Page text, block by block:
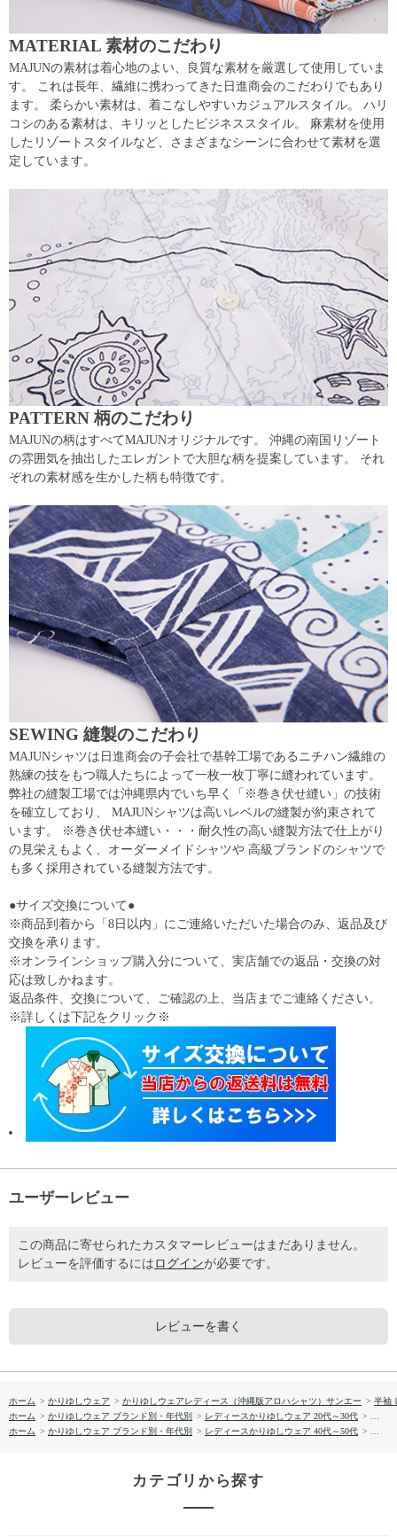
MATERIAL 素材のこだわり
MAJUNの素材は着心地のよい、良質な素材を厳選して使用していま
す。 これは長年、繊維に携わってきた日進商会のこだわりでもあり
ます。 柔らかい素材は、着こなしやすいカジュアルスタイル。 ハリ
コシのある素材は、キリッとしたビジネススタイル。 麻素材を使用
したリゾートスタイルなど、さまざまなシーンに合わせて素材を選
定しています。
PATTERN 柄のこだわり
MAJUNの柄はすべてMAJUNオリジナルです。 沖縄の南国リゾート
の雰囲気を抽出したエレガントで大胆な柄を提案しています。 それ
ぞれの素材感を生かした柄も特徴です。
SEWING 縫製のこだわり
MAJUNシャツは日進商会の子会社で基幹工場であるニチハン繊維の
熟練の技をもつ職人たちによって一枚一枚丁寧に縫われています。
弊社の縫製工場では沖縄県内でいち早く「※巻き伏せ縫い」の技術
を確立しており、 MAJUNシャツは高いレベルの縫製が約束されて
います。 ※巻き伏せ本縫い・・・耐久性の高い縫製方法で仕上がり
の見栄えもよく、オーダーメイドシャツや 高級ブランドのシャツで
も多く採用されている縫製方法です。
●サイズ交換について●
※商品到着から「8日以内」にご連絡いただいた場合のみ、返品及び
交換を承ります。
※オンラインショップ購入分について、実店舗での返品・交換の対
応は致しかねます。
返品条件、交換について、ご確認の上、当店までご連絡ください。
※詳しくは下記をクリック※
ユーザーレビュー
この商品に寄せられたカスタマーレビューはまだありません。
レビューを評価するには ログインが必要です。
レビューを書く
ホーム > かりゆしウェア > かりゆしウェアレディース（沖縄版アロハシャツ）サンエー > 半袖
ホーム > かりゆしウェア ブランド別・年代別 > レディースかりゆしウェア 20代～30代
ホーム > かりゆしウェア ブランド別・年代別 > レディースかりゆしウェア 40代～50代
カテゴリから探す